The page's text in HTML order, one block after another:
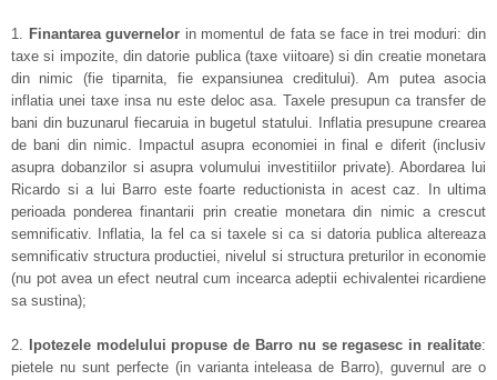
1. Finantarea guvernelor in momentul de fata se face in trei moduri: din
taxe si impozite, din datorie publica (taxe viitoare) si din creatie monetara
din nimic (fie tiparnita, fie expansiunea creditului). Am putea asocia
inflatia unei taxe insa nu este deloc asa. Taxele presupun ca transfer de
bani din buzunarul fiecaruia in bugetul statului. Inflatia presupune crearea
de bani din nimic. Impactul asupra economiei in final e diferit (inclusiv
asupra dobanzilor si asupra volumului investitiilor private). Abordarea lui
Ricardo si a lui Barro este foarte reductionista in acest caz. In ultima
perioada ponderea finantarii prin creatie monetara din nimic a crescut
semnificativ. Inflatia, la fel ca si taxele si ca si datoria publica altereaza
semnificativ structura productiei, nivelul si structura preturilor in economie
(nu pot avea un efect neutral cum incearca adeptii echivalentei ricardiene
sa sustina);
2. Ipotezele modelului propuse de Barro nu se regasesc in realitate:
pietele nu sunt perfecte (in varianta inteleasa de Barro), guvernul are o